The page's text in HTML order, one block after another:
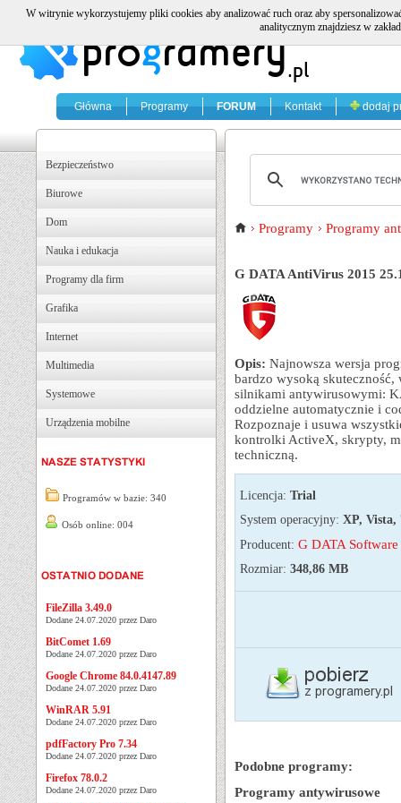
Główna Programy FORUM Kontakt dodaj
Bezpieczeństwo
Biurowe
Dom
Nauka i edukacja
Programy dla firm
Grafika
Internet
Multimedia
Systemowe
Urządzenia mobilne
Programów w bazie: 340
Osób online: 004
FileZilla 3.49.0
Dodane 24.07.2020 przez Daro
BitComet 1.69
Dodane 24.07.2020 przez Daro
Google Chrome 84.0.4147.89
Dodane 24.07.2020 przez Daro
WinRAR 5.91
Dodane 24.07.2020 przez Daro
pdfFactory Pro 7.34
Dodane 24.07.2020 przez Daro
Firefox 78.0.2
Dodane 24.07.2020 przez Daro
Programy Programy
G DATA AntiVirus 2015
Opis: Najnowsza wersja
bardzo wysoką
silnikami antywirusowymi:
oddzielne automatycznie i
Rozpoznaje i usuwa
kontrolki ActiveX, skrypty,
techniczną.
Licencja: Trial
System operacyjny: XP, Vista,
Producent: G DATA
Rozmiar: 348,86 MB
Podobne programy:
Programy antywirusowe
W witrynie wykorzystujemy pliki cookies aby analizować ruch oraz aby
analitycznym znajdziesz w